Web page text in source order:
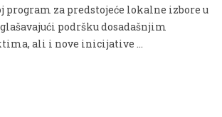
program za predstojeće lokalne izbore u
podršku dosadašnjim
ali i nove inicijative ...